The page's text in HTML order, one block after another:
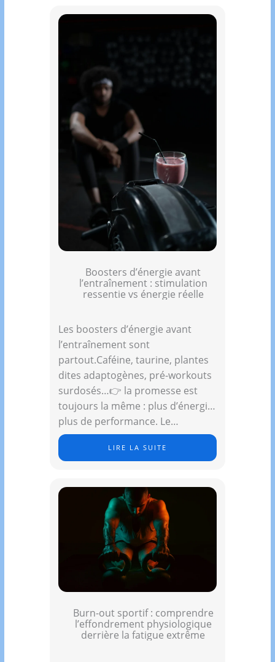
Boosters d’énergie avant
l’entraînement : stimulation
ressentie vs énergie réelle
Les boosters d’énergie avant
l’entraînement sont
partout.Caféine, taurine, plantes
dites adaptogènes, pré-workouts
surdosés…👉 la promesse est
toujours la même : plus d’énergie,
plus de performance. Le…
LIRE LA SUITE
Burn-out sportif : comprendre
l’effondrement physiologique
derrière la fatigue extrême